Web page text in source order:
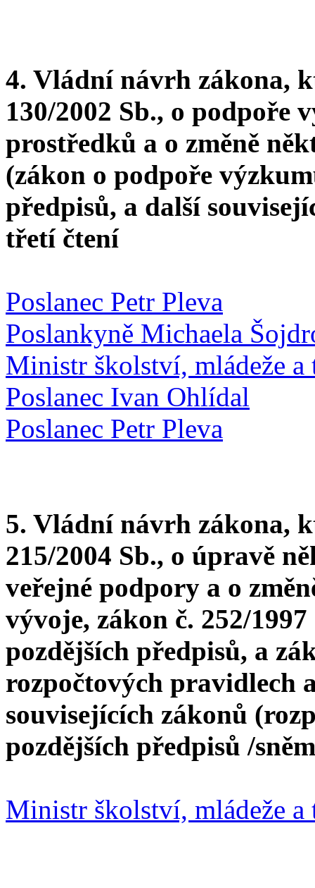
4. Vládní návrh zákona,
130/2002 Sb., o podpoře
prostředků a o změně
(zákon o podpoře
předpisů, a další
třetí čtení
Poslanec Petr Pleva
Poslankyně Michaela
Ministr školství, mládeže
Poslanec Ivan Ohlídal
Poslanec Petr Pleva
5. Vládní návrh zákona,
215/2004 Sb., o úpravě
veřejné podpory a o
vývoje, zákon č. 252/
pozdějších předpisů, a
rozpočtových pravidlech
souvisejících zákonů
pozdějších předpisů /
Ministr školství, mládeže